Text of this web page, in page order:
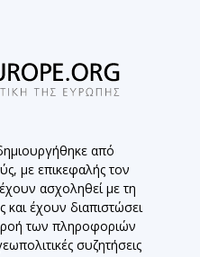
από
με επικεφαλής τον
ασχοληθεί με τη
και έχουν διαπιστώσει
ροή των πληροφοριών
συζητήσεις